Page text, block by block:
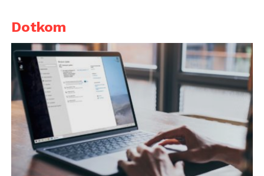
Dotkom